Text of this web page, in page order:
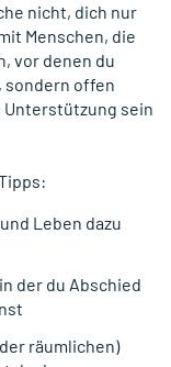
nicht, dich nur
Menschen, die
vor denen du
sondern offen
Unterstützung sein
Leben dazu
der du Abschied
räumlichen)